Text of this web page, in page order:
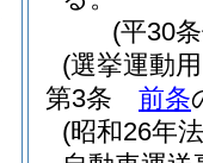
(平30
(選挙運動
第3条
前条
(昭和26年